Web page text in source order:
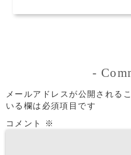
-
メールアドレスが公開される
いる欄は必須項目です
コメント
※